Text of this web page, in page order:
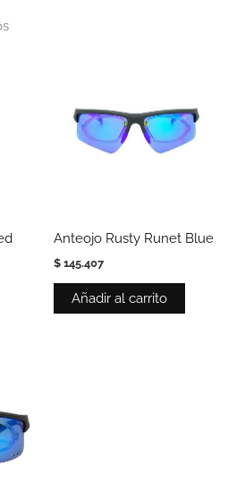
Anteojo Rusty Runet Blue
$ 145.407
Añadir al carrito